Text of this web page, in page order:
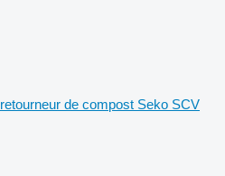
retourneur de compost Seko SCV